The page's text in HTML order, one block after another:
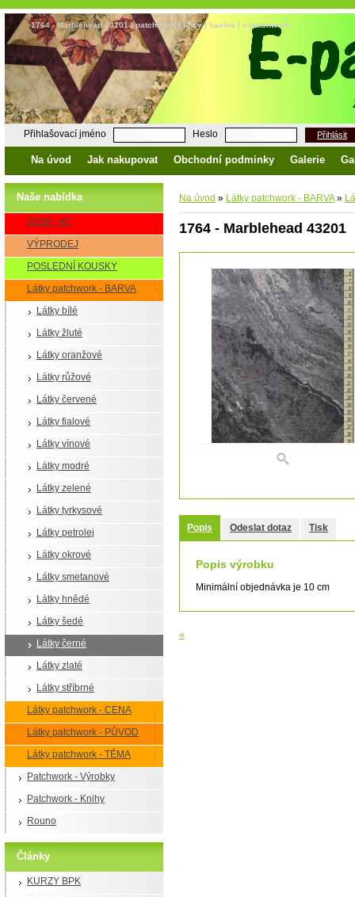
1764 - Marblehead 43201 | patchwork | látky | bavlna | e-patchwork
Přihlašovací jméno Heslo Přihlásit
Na úvod Jak nakupovat Obchodní podminky Galerie
Naše nabídka
ZA 80,- Kč
VÝPRODEJ
POSLEDNÍ KOUSKY
Látky patchwork - BARVA
Látky bílé
Látky žluté
Látky oranžové
Látky růžové
Látky červené
Látky fialové
Látky vínové
Látky modré
Látky zelené
Látky tyrkysové
Látky petrolej
Látky okrové
Látky smetanové
Látky hnědé
Látky šedé
Látky černé
Látky zlaté
Látky stříbrné
Látky patchwork - CENA
Látky patchwork - PŮVOD
Látky patchwork - TÉMA
Patchwork - Výrobky
Patchwork - Knihy
Rouno
Články
KURZY BPK
Na úvod » Látky patchwork - BARVA »
1764 - Marblehead 43201
Popis Odeslat dotaz Tisk
Popis výrobku
Minimální objednávka je 10 cm
«